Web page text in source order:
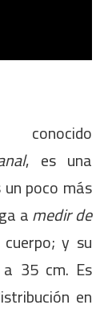
conocido
, es una
poco más
amedir de
y su
35 cm. Es
en